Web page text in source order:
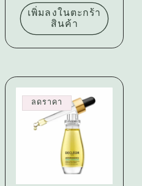
เพิ่มลงในตะกร้า
สินค้า
ลดราคา